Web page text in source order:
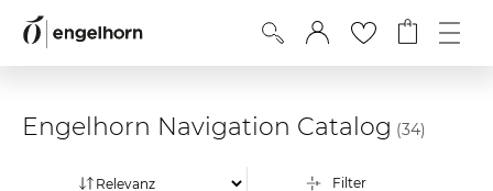
Engelhorn Navigation Catalog (34)
Filter